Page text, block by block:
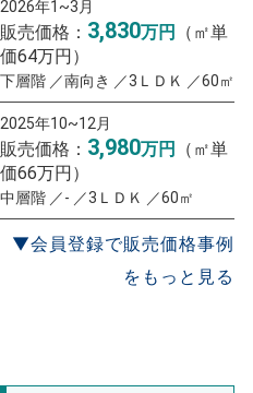
2026年1~3月
販売価格： 3,830万円
（㎡単
価64万円）
下層階 ／南向き ／3ＬＤＫ ／60㎡
2025年10~12月
販売価格： 3,980万円
（㎡単
価66万円）
中層階 ／- ／3ＬＤＫ ／60㎡
▼会員登録で販売価格事例
をもっと見る